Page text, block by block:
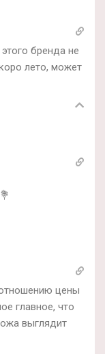
бренда не
лето, может
цены
главное, что
выглядит